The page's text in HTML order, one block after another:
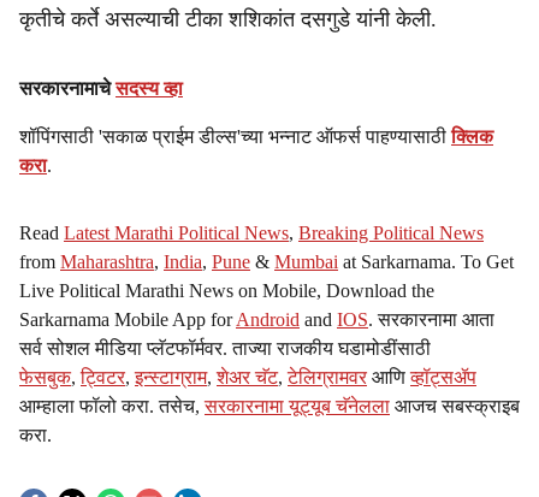
कृतीचे कर्ते असल्याची टीका शशिकांत दसगुडे यांनी केली.
सरकारनामाचेसदस्य व्हा
शॉपिंगसाठी 'सकाळ प्राईम डील्स'च्या भन्नाट ऑफर्स पाहण्यासाठीक्लिक
करा.
Read Latest Marathi Political News, Breaking Political News
from Maharashtra, India, Pune & Mumbai at Sarkarnama. To Get
Live Political Marathi News on Mobile, Download the
Sarkarnama Mobile App forAndroid and IOS. सरकारनामा आता
सर्व सोशल मीडिया प्लॅटफॉर्मवर. ताज्या राजकीय घडामोडींसाठी
फेसबुक,ट्विटर,इन्स्टाग्राम,शेअर चॅट,टेलिग्रामवर आणिव्हॉट्सॲप
आम्हाला फॉलो करा. तसेच,सरकारनामा यूट्यूब चॅनेलला आजच सबस्क्राइब
करा.